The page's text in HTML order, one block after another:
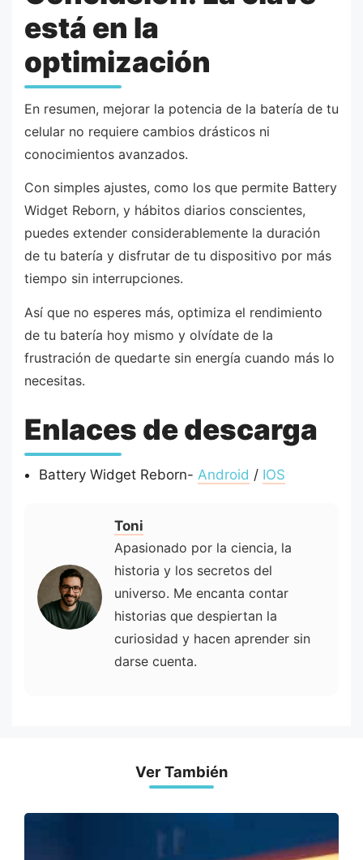
está en la
optimización
En resumen, mejorar la potencia de la batería de tu
celular no requiere cambios drásticos ni
conocimientos avanzados.
Con simples ajustes, como los que permite Battery
Widget Reborn, y hábitos diarios conscientes,
puedes extender considerablemente la duración
de tu batería y disfrutar de tu dispositivo por más
tiempo sin interrupciones.
Así que no esperes más, optimiza el rendimiento
de tu batería hoy mismo y olvídate de la
frustración de quedarte sin energía cuando más lo
necesitas.
Enlaces de descarga
Battery Widget Reborn- Android / IOS
Toni
Apasionado por la ciencia, la
historia y los secretos del
universo. Me encanta contar
historias que despiertan la
curiosidad y hacen aprender sin
darse cuenta.
Ver También